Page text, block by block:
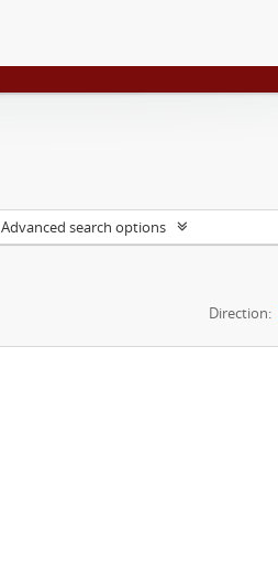
Advanced search options
Direction: